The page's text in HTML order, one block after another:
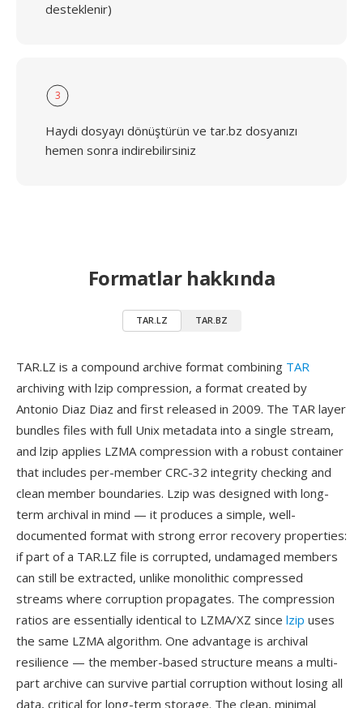
desteklenir)
3
Haydi dosyayı dönüştürün ve tar.bz dosyanızı
hemen sonra indirebilirsiniz
Formatlar hakkında
TAR.LZ TAR.BZ
TAR.LZ is a compound archive format combining TAR
archiving with lzip compression, a format created by
Antonio Diaz Diaz and first released in 2009. The TAR layer
bundles files with full Unix metadata into a single stream,
and lzip applies LZMA compression with a robust container
that includes per-member CRC-32 integrity checking and
clean member boundaries. Lzip was designed with long-
term archival in mind — it produces a simple, well-
documented format with strong error recovery properties:
if part of a TAR.LZ file is corrupted, undamaged members
can still be extracted, unlike monolithic compressed
streams where corruption propagates. The compression
ratios are essentially identical to LZMA/XZ since lzip uses
the same LZMA algorithm. One advantage is archival
resilience — the member-based structure means a multi-
part archive can survive partial corruption without losing all
data, critical for long-term storage. The clean, minimal